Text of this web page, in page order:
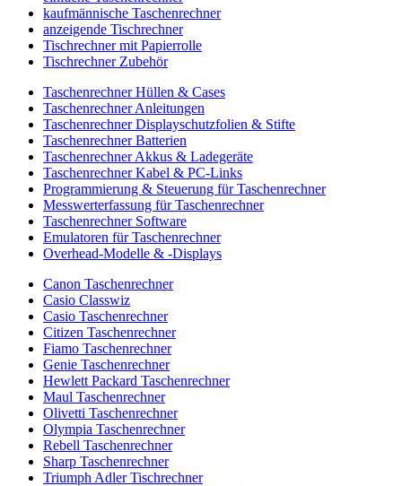
kaufmännische Taschenrechner
anzeigende Tischrechner
Tischrechner mit Papierrolle
Tischrechner Zubehör
Taschenrechner Hüllen & Cases
Taschenrechner Anleitungen
Taschenrechner Displayschutzfolien & Stifte
Taschenrechner Batterien
Taschenrechner Akkus & Ladegeräte
Taschenrechner Kabel & PC-Links
Programmierung & Steuerung für Taschenrechner
Messwerterfassung für Taschenrechner
Taschenrechner Software
Emulatoren für Taschenrechner
Overhead-Modelle & -Displays
Canon Taschenrechner
Casio Classwiz
Casio Taschenrechner
Citizen Taschenrechner
Fiamo Taschenrechner
Genie Taschenrechner
Hewlett Packard Taschenrechner
Maul Taschenrechner
Olivetti Taschenrechner
Olympia Taschenrechner
Rebell Taschenrechner
Sharp Taschenrechner
Triumph Adler Tischrechner